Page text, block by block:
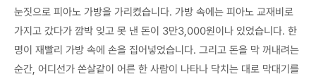
눈짓으로 피아노 가방을 가리켰습니다. 가방 속에는 피아노 교재비로
가지고 갔다가 깜박 잊고 못 낸 돈이 3만3,000원이나 있었습니다. 한
명이 재빨리 가방 속에 손을 집어넣었습니다. 그리고 돈을 막 꺼내려는
순간, 어디선가 쏜살같이 어른 한 사람이 나타나 닥치는 대로 막대기를